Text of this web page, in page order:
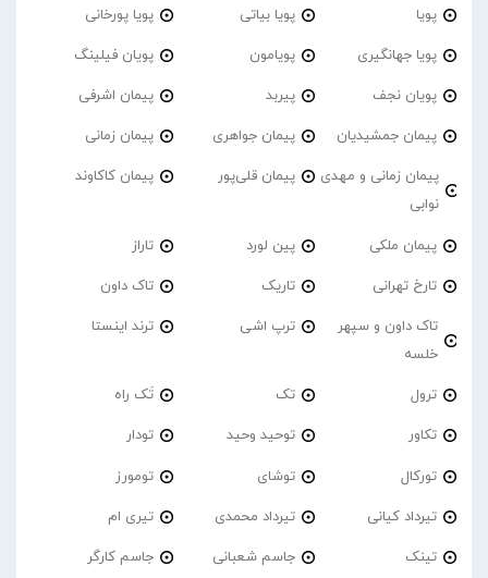
پویا پویا بیاتی پویا پورخانی
پویا جهانگیری پویامون پویان فیلینگ
پویان نجف پیربد پیمان اشرفی
پیمان جمشیدیان پیمان جواهری پیمان زمانی
پیمان زمانی و مهدی
نوابی
پیمان قلی‌پور پیمان کاکاوند
پیمان ملکی پین لورد تاراز
تارخ تهرانی تاریک تاک داون
تاک داون و سپهر
خلسه
ترپ اشی ترند اینستا
ترول تک تَک راه
تکاور توحید وحید تودار
تورکال توشای تومورز
تیرداد کیانی تیرداد محمدی تیری ام
تینک جاسم شعبانی جاسم کارگر